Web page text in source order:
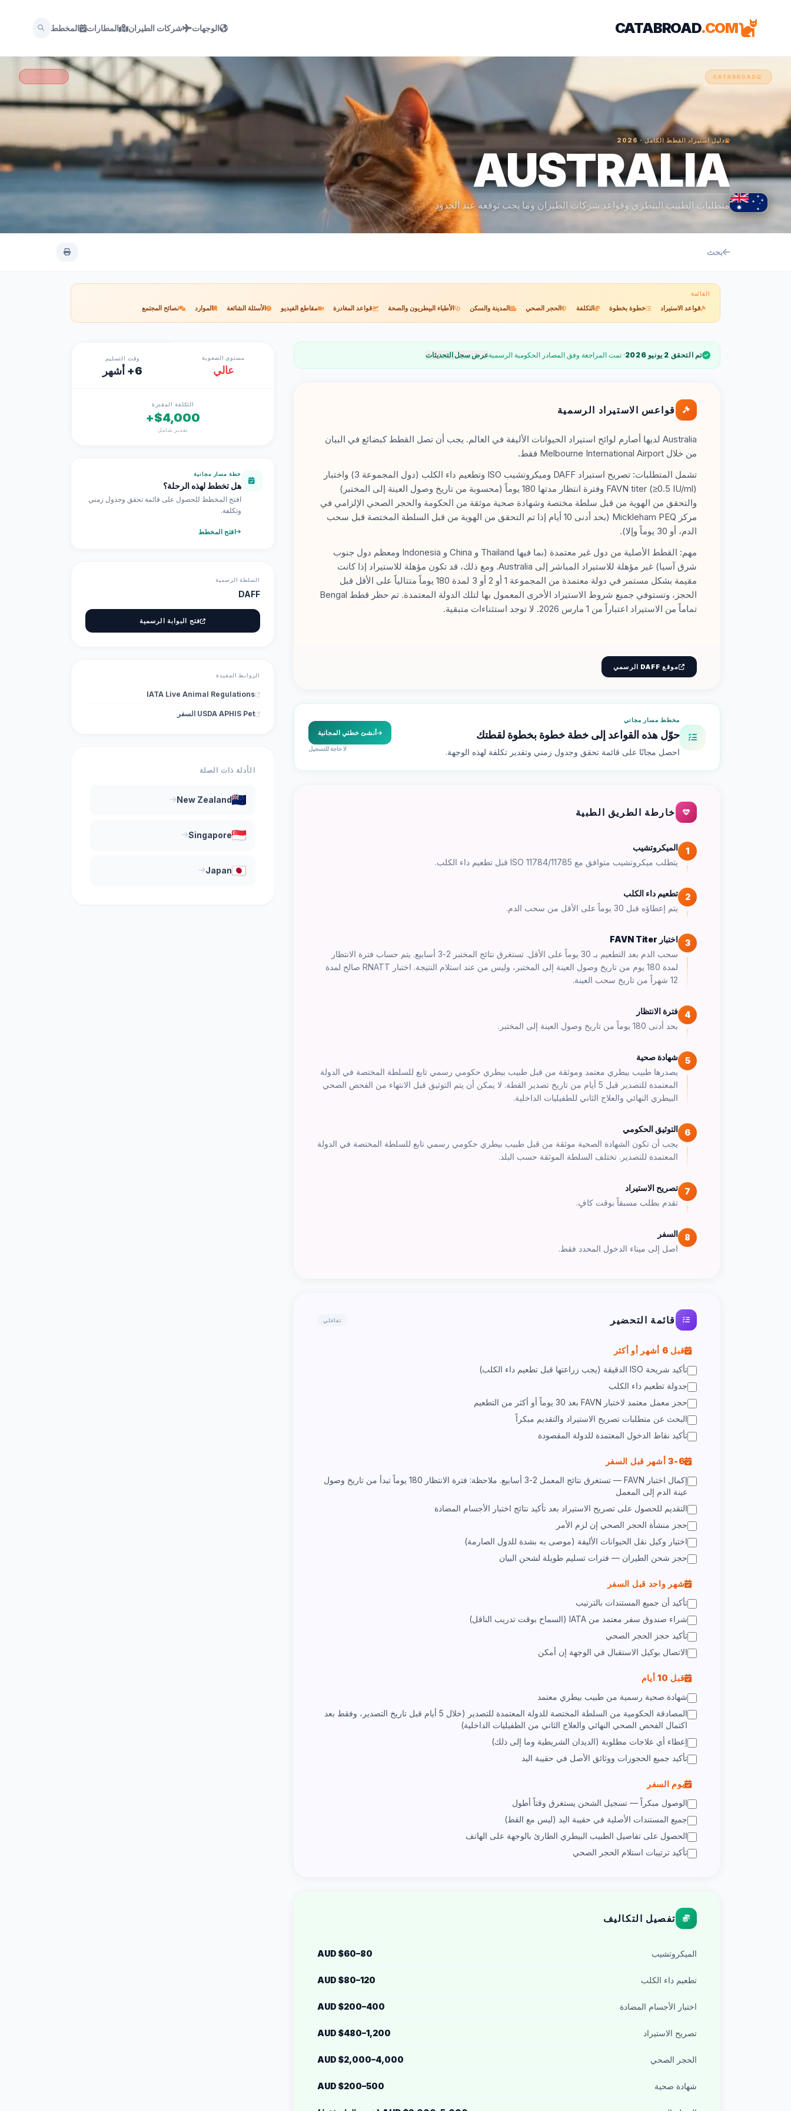
CATABROAD.COM الوجهات شركات الطيران المطارات المخطط
صعوبة عالية CATABROAD
دليل استيراد القطط الكامل · 2026
AUSTRALIA
متطلبات الطبيب البيطري وقواعد شركات الطيران وما يجب توقعه عند الحدود
بحث
القائمة
قواعد الاستيراد خطوة بخطوة التكلفة الحجر الصحي المدينة والسكن الأطباء البيطريون والصحة قواعد المغادرة مقاطع الفيديو الأسئلة الشائعة الموارد نصائح المجتمع
تم التحقق 2 يونيو 2026 · تمت المراجعة وفق المصادر الحكومية الرسميةعرض سجل التحديثات
قواعس الاستيراد الرسمية
Australia لديها أصارم لوائح استيراد الحيوانات الأليفة في العالم. يجب أن تصل القطط كبضائع في البيان
من خلال Melbourne International Airport فقط.
تشمل المتطلبات: تصريح استيراد DAFF وميكروتشيب ISO وتطعيم داء الكلب (دول المجموعة 3) واختبار
FAVN titer (≥0.5 IU/ml) وفترة انتظار مدتها 180 يوماً (محسوبة من تاريخ وصول العينة إلى المختبر)
والتحقق من الهوية من قبل سلطة مختصة وشهادة صحية موثقة من الحكومة والحجر الصحي الإلزامي في
مركز Mickleham PEQ (بحد أدنى 10 أيام إذا تم التحقق من الهوية من قبل السلطة المختصة قبل سحب
الدم، أو 30 يوماً وإلا).
مهم: القطط الأصلية من دول غير معتمدة (بما فيها Thailand و China و Indonesia ومعظم دول جنوب
شرق آسيا) غير مؤهلة للاستيراد المباشر إلى Australia. ومع ذلك، قد تكون مؤهلة للاستيراد إذا كانت
مقيمة بشكل مستمر في دولة معتمدة من المجموعة 1 أو 2 أو 3 لمدة 180 يوماً متتالياً على الأقل قبل
الحجز، وتستوفي جميع شروط الاستيراد الأخرى المعمول بها لتلك الدولة المعتمدة. تم حظر قطط Bengal
تماماً من الاستيراد اعتباراً من 1 مارس 2026. لا توجد استثناءات متبقية.
موقع DAFF الرسمي
مخطط مسار مجاني
حوّل هذه القواعد إلى خطة خطوة بخطوة لقطتك
احصل مجانًا على قائمة تحقق وجدول زمني وتقدير تكلفة لهذه الوجهة.
أنشئ خطتي المجانية
لا حاجة للتسجيل
خارطة الطريق الطبية
1
الميكروتشيب
يتطلب ميكروتشيب متوافق مع ISO 11784/11785 قبل تطعيم داء الكلب.
2
تطعيم داء الكلب
يتم إعطاؤه قبل 30 يوماً على الأقل من سحب الدم.
3
اختبار FAVN Titer
سحب الدم بعد التطعيم بـ 30 يوماً على الأقل. تستغرق نتائج المختبر 2-3 أسابيع. يتم حساب فترة الانتظار
لمدة 180 يوم من تاريخ وصول العينة إلى المختبر، وليس من عند استلام النتيجة. اختبار RNATT صالح لمدة
12 شهراً من تاريخ سحب العينة.
4
فترة الانتظار
بحد أدنى 180 يوماً من تاريخ وصول العينة إلى المختبر.
5
شهادة صحية
يصدرها طبيب بيطري معتمد وموثقة من قبل طبيب بيطري حكومي رسمي تابع للسلطة المختصة في الدولة
المعتمدة للتصدير قبل 5 أيام من تاريخ تصدير القطة. لا يمكن أن يتم التوثيق قبل الانتهاء من الفحص الصحي
البيطري النهائي والعلاج الثاني للطفيليات الداخلية.
6
التوثيق الحكومي
يجب أن تكون الشهادة الصحية موثقة من قبل طبيب بيطري حكومي رسمي تابع للسلطة المختصة في الدولة
المعتمدة للتصدير. تختلف السلطة الموثقة حسب البلد.
7
تصريح الاستيراد
تقدم بطلب مسبقاً بوقت كافٍ.
8
السفر
اصل إلى ميناء الدخول المحدد فقط.
قائمة التحضير تفاعلي
قبل 6 أشهر أو أكثر
تأكيد شريحة ISO الدقيقة (يجب زراعتها قبل تطعيم داء الكلب)
جدولة تطعيم داء الكلب
حجز معمل معتمد لاختبار FAVN بعد 30 يوماً أو أكثر من التطعيم
البحث عن متطلبات تصريح الاستيراد والتقديم مبكراً
تأكيد نقاط الدخول المعتمدة للدولة المقصودة
3-6 أشهر قبل السفر
إكمال اختبار FAVN — تستغرق نتائج المعمل 2-3 أسابيع. ملاحظة: فترة الانتظار 180 يوماً تبدأ من تاريخ وصول
عينة الدم إلى المعمل
التقديم للحصول على تصريح الاستيراد بعد تأكيد نتائج اختبار الأجسام المضادة
حجز منشأة الحجر الصحي إن لزم الأمر
اختيار وكيل نقل الحيوانات الأليفة (موصى به بشدة للدول الصارمة)
حجز شحن الطيران — فترات تسليم طويلة لشحن البيان
شهر واحد قبل السفر
تأكيد أن جميع المستندات بالترتيب
شراء صندوق سفر معتمد من IATA (السماح بوقت تدريب الناقل)
تأكيد حجز الحجر الصحي
الاتصال بوكيل الاستقبال في الوجهة إن أمكن
قبل 10 أيام
شهادة صحية رسمية من طبيب بيطري معتمد
المصادقة الحكومية من السلطة المختصة للدولة المعتمدة للتصدير (خلال 5 أيام قبل تاريخ التصدير، وفقط بعد
اكتمال الفحص الصحي النهائي والعلاج الثاني من الطفيليات الداخلية)
إعطاء أي علاجات مطلوبة (الديدان الشريطية وما إلى ذلك)
تأكيد جميع الحجوزات ووثائق الأصل في حقيبة اليد
يوم السفر
الوصول مبكراً — تسجيل الشحن يستغرق وقتاً أطول
جميع المستندات الأصلية في حقيبة اليد (ليس مع القط)
الحصول على تفاصيل الطبيب البيطري الطارئ بالوجهة على الهاتف
تأكيد ترتيبات استلام الحجر الصحي
تفصيل التكاليف
الميكروتشيب AUD $60–80
تطعيم داء الكلب AUD $80–120
اختبار الأجسام المضادة AUD $200–400
تصريح الاستيراد AUD $480–1,200
الحجر الصحي AUD $2,000–4,000
شهادة صحية AUD $200–500
مستوى الصعوبة
عالي
وقت التسليم
6+ أشهر
التكلفة المقدرة
$4,000+
تقدير شامل
خطة مسار مجانية
هل تخطط لهذه الرحلة؟
افتح المخطط للحصول على قائمة تحقق وجدول زمني
وتكلفة.
افتح المخطط
السلطة الرسمية
DAFF
فتح البوابة الرسمية
الروابط المفيدة
IATA Live Animal Regulations
USDA APHIS Pet السفر
الأدلة ذات الصلة
New Zealand
Singapore
Japan